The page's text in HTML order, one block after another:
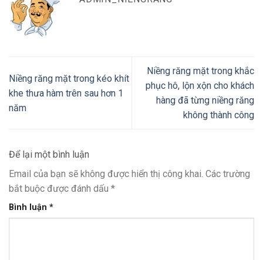
Niềng răng mặt trong kéo khít
khe thưa hàm trên sau hơn 1
năm
Niềng răng mặt trong khắc
phục hô, lộn xộn cho khách
hàng đã từng niềng răng
không thành công
Để lại một bình luận
Email của bạn sẽ không được hiển thị công khai. Các trường
bắt buộc được đánh dấu *
Bình luận *